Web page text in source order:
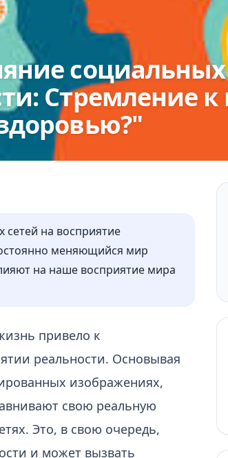
Стремление
сетей на восприятие
меняющийся мир
на наше восприятие мира
привело к
реальности. Основывая
изображениях,
свою реальную
Это, в свою очередь,
и может вызвать